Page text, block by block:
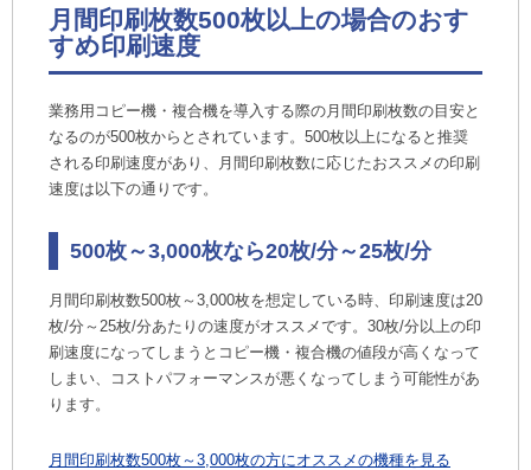
コピー開始から1枚目の印刷完了までの時間を表す
ファーストコピータイム
1分間に印刷できる印刷面数を表すipm (image per
コピー機・複合機の印刷速度は機種によって変
わる
印刷速度が速い機種ほど高価格
秒～1.5秒ほど速い
使用頻度に合った印刷速度のコピー機・複合機
を選ぼう
月間印刷枚数500枚以上の場合のおす
すめ印刷速度
業務用コピー機・複合機を導入する際の月間印刷枚数の目安と
なるのが500枚からとされています。500枚以上になると推奨
される印刷速度があり、月間印刷枚数に応じたおススメの印刷
速度は以下の通りです。
500枚～3,000枚なら20枚/分～25枚/分
月間印刷枚数500枚～3,000枚を想定している時、印刷速度は20
枚/分～25枚/分あたりの速度がオススメです。30枚/分以上の印
刷速度になってしまうとコピー機・複合機の値段が高くなって
しまい、コストパフォーマンスが悪くなってしまう可能性があ
ります。
月間印刷枚数500枚～3,000枚の方にオススメの機種を見る